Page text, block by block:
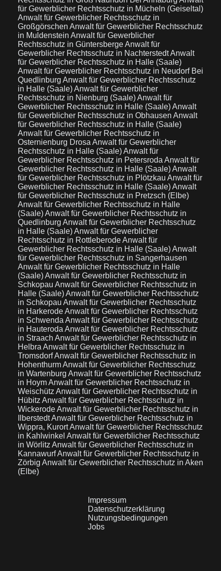
für Gewerblicher Rechtsschutz in Mücheln (Geiseltal)
Anwalt für Gewerblicher Rechtsschutz in
Großgörschen Anwalt für Gewerblicher Rechtsschutz
in Muldenstein Anwalt für Gewerblicher
Rechtsschutz in GüntersbergeAnwalt für
Gewerblicher Rechtsschutz in NachterstedtAnwalt
für Gewerblicher Rechtsschutz in Halle (Saale)
Anwalt für Gewerblicher Rechtsschutz in Neudorf Bei
Quedlinburg Anwalt für Gewerblicher Rechtsschutz
in Halle (Saale)Anwalt für Gewerblicher
Rechtsschutz in Nienburg (Saale)Anwalt für
Gewerblicher Rechtsschutz in Halle (Saale)Anwalt
für Gewerblicher Rechtsschutz in Obhausen Anwalt
für Gewerblicher Rechtsschutz in Halle (Saale)
Anwalt für Gewerblicher Rechtsschutz in
Osternienburg Drosa Anwalt für Gewerblicher
Rechtsschutz in Halle (Saale)Anwalt für
Gewerblicher Rechtsschutz in Petersroda Anwalt für
Gewerblicher Rechtsschutz in Halle (Saale)Anwalt
für Gewerblicher Rechtsschutz in Plötzkau Anwalt für
Gewerblicher Rechtsschutz in Halle (Saale)Anwalt
für Gewerblicher Rechtsschutz in Pretzsch (Elbe)
Anwalt für Gewerblicher Rechtsschutz in Halle
(Saale)Anwalt für Gewerblicher Rechtsschutz in
Quedlinburg Anwalt für Gewerblicher Rechtsschutz
in Halle (Saale)Anwalt für Gewerblicher
Rechtsschutz in RottleberodeAnwalt für
Gewerblicher Rechtsschutz in Halle (Saale)Anwalt
für Gewerblicher Rechtsschutz in Sangerhausen
Anwalt für Gewerblicher Rechtsschutz in Halle
(Saale)Anwalt für Gewerblicher Rechtsschutz in
Schkopau Anwalt für Gewerblicher Rechtsschutz in
Halle (Saale)Anwalt für Gewerblicher Rechtsschutz
in Schkopau Anwalt für Gewerblicher Rechtsschutz
in HarkerodeAnwalt für Gewerblicher Rechtsschutz
in Schwenda Anwalt für Gewerblicher Rechtsschutz
in Hauteroda Anwalt für Gewerblicher Rechtsschutz
in Straach Anwalt für Gewerblicher Rechtsschutz in
Helbra Anwalt für Gewerblicher Rechtsschutz in
TromsdorfAnwalt für Gewerblicher Rechtsschutz in
HohenthurmAnwalt für Gewerblicher Rechtsschutz
in Wartenburg Anwalt für Gewerblicher Rechtsschutz
in HoymAnwalt für Gewerblicher Rechtsschutz in
Weischütz Anwalt für Gewerblicher Rechtsschutz in
Hübitz Anwalt für Gewerblicher Rechtsschutz in
WickerodeAnwalt für Gewerblicher Rechtsschutz in
IlberstedtAnwalt für Gewerblicher Rechtsschutz in
Wippra, KurortAnwalt für Gewerblicher Rechtsschutz
in Kahlwinkel Anwalt für Gewerblicher Rechtsschutz
in Wörlitz Anwalt für Gewerblicher Rechtsschutz in
KannawurfAnwalt für Gewerblicher Rechtsschutz in
Zörbig Anwalt für Gewerblicher Rechtsschutz in Aken
(Elbe)
Impressum
Datenschutzerklärung
Nutzungsbedingungen
Jobs